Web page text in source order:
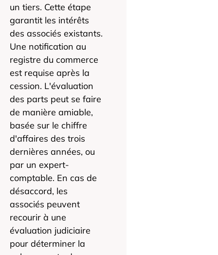
un tiers. Cette étape
garantit les intérêts
des associés existants.
Une notification au
registre du commerce
est requise après la
cession. L'évaluation
des parts peut se faire
de manière amiable,
basée sur le chiffre
d'affaires des trois
dernières années, ou
par un expert-
comptable. En cas de
désaccord, les
associés peuvent
recourir à une
évaluation judiciaire
pour déterminer la